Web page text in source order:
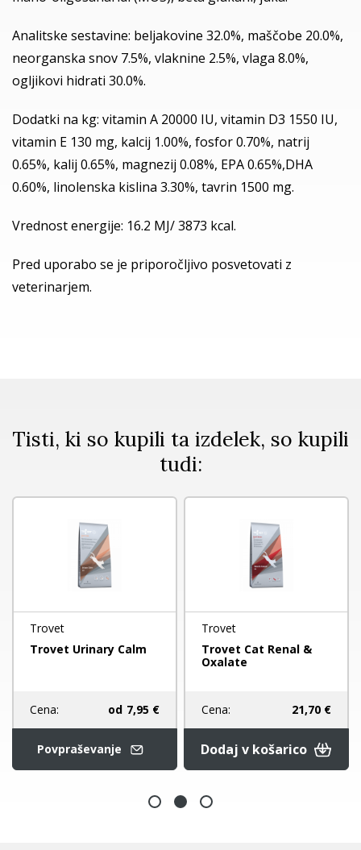
Analitske sestavine: beljakovine 32.0%, maščobe 20.0%,
neorganska snov 7.5%, vlaknine 2.5%, vlaga 8.0%,
ogljikovi hidrati 30.0%.
Dodatki na kg: vitamin A 20000 IU, vitamin D3 1550 IU,
vitamin E 130 mg, kalcij 1.00%, fosfor 0.70%, natrij
0.65%, kalij 0.65%, magnezij 0.08%, EPA 0.65%,DHA
0.60%, linolenska kislina 3.30%, tavrin 1500 mg.
Vrednost energije: 16.2 MJ/ 3873 kcal.
Pred uporabo se je priporočljivo posvetovati z
veterinarjem.
Tisti, ki so kupili ta izdelek, so kupili
tudi:
Trovet
Trovet Urinary Calm
Cena: od 7,95 €
Povpraševanje
Trovet
Trovet Cat Renal &
Oxalate
Cena: 21,70 €
Dodaj v košarico